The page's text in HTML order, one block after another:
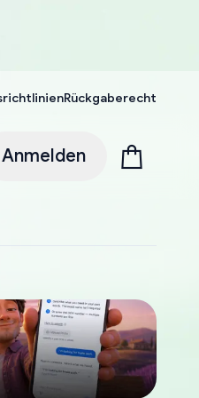
Rückgaberecht
Anmelden